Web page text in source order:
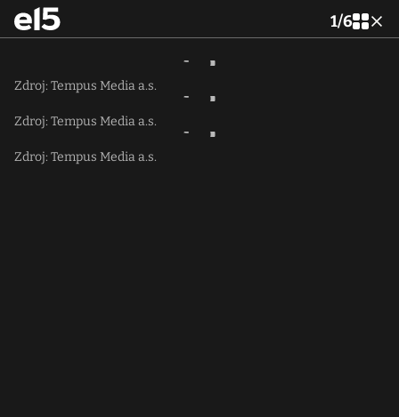
1/6
Zdroj: Tempus Media a.s.
Zdroj: Tempus Media a.s.
Zdroj: Tempus Media a.s.